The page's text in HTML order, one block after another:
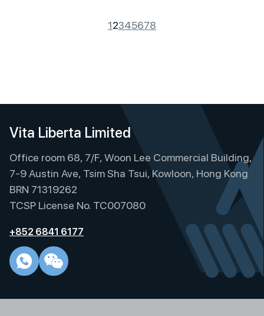
12345678
Vita Liberta Limited
Office room 68, 7/F, Woon Lee Commercial Building,
7-9 Austin Ave, Tsim Sha Tsui, Kowloon, Hong Kong
BRN 71319262
TCSP License No. TC007080
+852 6841 6177